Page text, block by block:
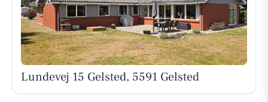
Lundevej 15 Gelsted, 5591 Gelsted